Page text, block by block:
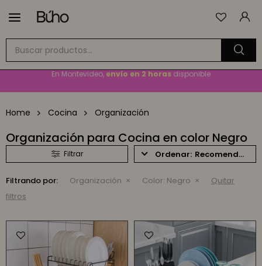

EnvíoGRATISa todo el país en compras mayores a$1.500
Cambios y devoluciones gratis por 30 días
Home Cocina Organización
Organización para Cocina en color Negro
Recomendados
Filtrando por: Organización Color: Negro
Quitar
filtros